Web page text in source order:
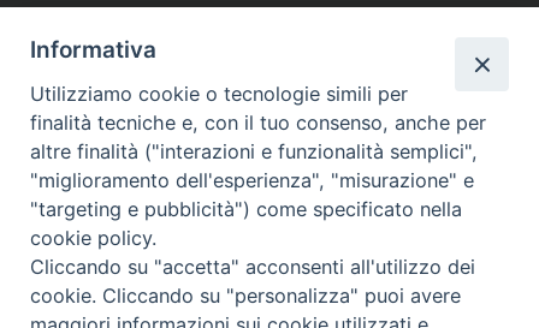
Seguici su
Diocesi di Acireale
Informativa
Utilizziamo cookie o tecnologie simili per
finalità tecniche e, con il tuo consenso, anche per
altre finalità ("interazioni e funzionalità semplici",
"miglioramento dell'esperienza", "misurazione" e
"targeting e pubblicità") come specificato nella
cookie policy.
Cliccando su "accetta" acconsenti all'utilizzo dei
cookie. Cliccando su "personalizza" puoi avere